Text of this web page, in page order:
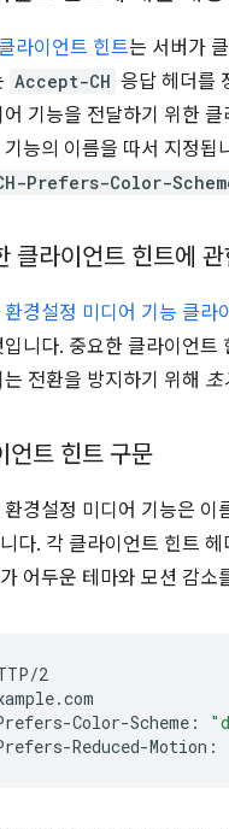
라이언트 힌트는 서버가
Accept-CH 응답 헤더를
어 기능을 전달하기 위한
기능의 이름을 따서 지정됩
Prefers-Color-
클라이언트 힌트에
환경설정 미디어 기능 클라
니다. 중요한 클라이언트
전환을 방지하기 위해 초
언트 힌트 구문
환경설정 미디어 기능은 이
다. 각 클라이언트 힌트 헤
어두운 테마와 모션 감소
2
Color-Scheme:
Reduced-Motion: